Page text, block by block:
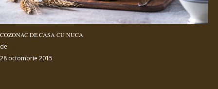
COZONAC DE CASA CU NUCA
de
28 octombrie 2015